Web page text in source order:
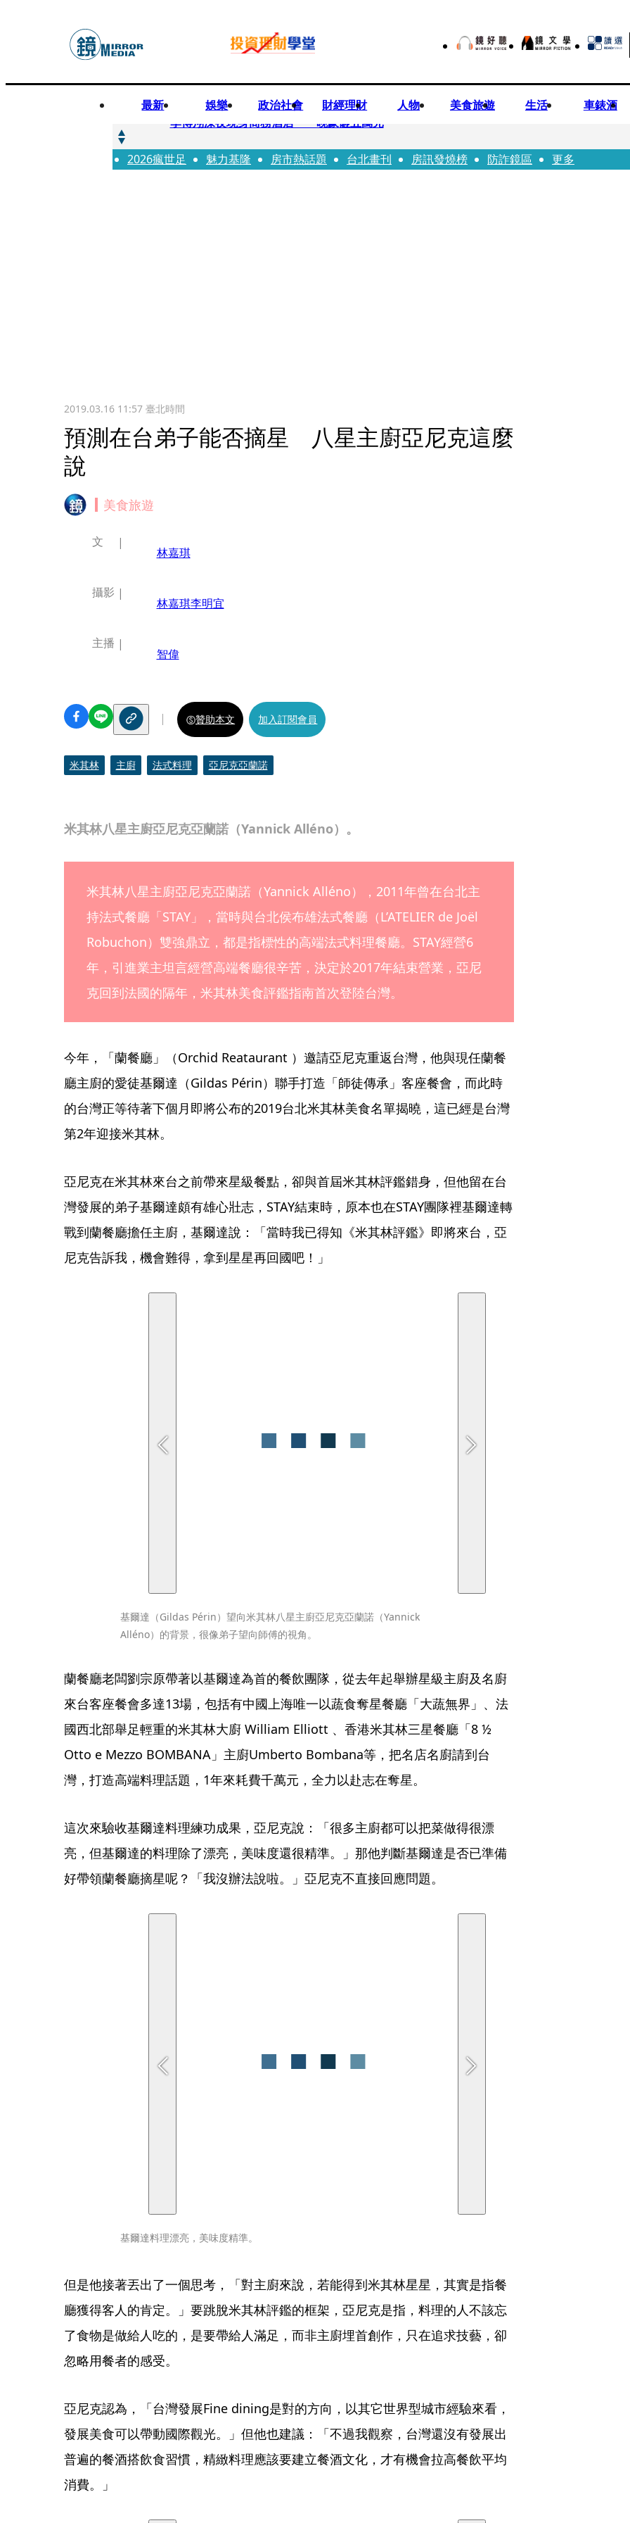
最新 娛樂 政治社會 財經理財 人物 美食旅遊 生活 車錶酒
快訊
李博翔深夜現身商務酒店 一晚豪砸五萬元
快訊
71萬粉YouTuber驟逝！被發現「陳屍同居女友住處」享年36歲 生前曾爆染毒、家暴前妻
2026瘋世足 魅力基隆 房市熱話題 台北畫刊 房訊發燒榜 防詐鏡區 更多
2019.03.16 11:57臺北時間
預測在台弟子能否摘星 八星主廚亞尼克這麼
說
美食旅遊
米其林八星主廚亞尼克亞蘭諾（Yannick Alléno）。
文
林嘉琪
攝影
林嘉琪李明宜
主播
智偉
贊助本文 加入訂閱會員
米其林 主廚 法式料理 亞尼克亞蘭諾
米其林八星主廚亞尼克亞蘭諾（Yannick Alléno），2011年曾在台北主
持法式餐廳「STAY」，當時與台北侯布雄法式餐廳（L’ATELIER de Joël
Robuchon）雙強鼎立，都是指標性的高端法式料理餐廳。STAY經營6
年，引進業主坦言經營高端餐廳很辛苦，決定於2017年結束營業，亞尼
克回到法國的隔年，米其林美食評鑑指南首次登陸台灣。
今年，「蘭餐廳」（Orchid Reataurant ）邀請亞尼克重返台灣，他與現任蘭餐
廳主廚的愛徒基爾達（Gildas Périn）聯手打造「師徒傳承」客座餐會，而此時
的台灣正等待著下個月即將公布的2019台北米其林美食名單揭曉，這已經是台灣
第2年迎接米其林。
亞尼克在米其林來台之前帶來星級餐點，卻與首屆米其林評鑑錯身，但他留在台
灣發展的弟子基爾達頗有雄心壯志，STAY結束時，原本也在STAY團隊裡基爾達轉
戰到蘭餐廳擔任主廚，基爾達說：「當時我已得知《米其林評鑑》即將來台，亞
尼克告訴我，機會難得，拿到星星再回國吧！」
基爾達（Gildas Périn）望向米其林八星主廚亞尼克亞蘭諾（Yannick
Alléno）的背景，很像弟子望向師傅的視角。
蘭餐廳老闆劉宗原帶著以基爾達為首的餐飲團隊，從去年起舉辦星級主廚及名廚
來台客座餐會多達13場，包括有中國上海唯一以蔬食奪星餐廳「大蔬無界」、法
國西北部舉足輕重的米其林大廚 William Elliott 、香港米其林三星餐廳「8 ½
Otto e Mezzo BOMBANA」主廚Umberto Bombana等，把名店名廚請到台
灣，打造高端料理話題，1年來耗費千萬元，全力以赴志在奪星。
這次來驗收基爾達料理練功成果，亞尼克說：「很多主廚都可以把菜做得很漂
亮，但基爾達的料理除了漂亮，美味度還很精準。」那他判斷基爾達是否已準備
好帶領蘭餐廳摘星呢？「我沒辦法說啦。」亞尼克不直接回應問題。
基爾達料理漂亮，美味度精準。
但是他接著丟出了一個思考，「對主廚來說，若能得到米其林星星，其實是指餐
廳獲得客人的肯定。」要跳脫米其林評鑑的框架，亞尼克是指，料理的人不該忘
了食物是做給人吃的，是要帶給人滿足，而非主廚埋首創作，只在追求技藝，卻
忽略用餐者的感受。
亞尼克認為，「台灣發展Fine dining是對的方向，以其它世界型城市經驗來看，
發展美食可以帶動國際觀光。」但他也建議：「不過我觀察，台灣還沒有發展出
普遍的餐酒搭飲食習慣，精緻料理應該要建立餐酒文化，才有機會拉高餐飲平均
消費。」